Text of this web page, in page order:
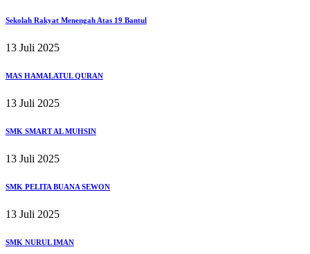
Sekolah Rakyat Menengah Atas 19 Bantul
13 Juli 2025
MAS HAMALATUL QURAN
13 Juli 2025
SMK SMART AL MUHSIN
13 Juli 2025
SMK PELITA BUANA SEWON
13 Juli 2025
SMK NURUL IMAN